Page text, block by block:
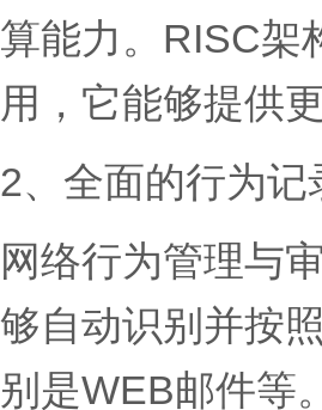
算能力。RISC架
用，它能够提供
2、全面的行为
网络行为管理与
够自动识别并按
别是WEB邮件等